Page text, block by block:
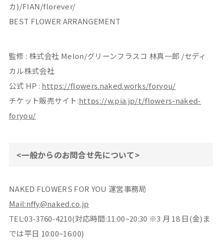
カ)/FIAN/florever/
BEST FLOWER ARRANGEMENT
監修 : 株式会社 Melon/グリーンフラスコ 林真一郎 /セディ
カル株式会社
公式 HP : https://flowers.naked.works/foryou/
チケット販売サイト:https://w.pia.jp/t/flowers-naked-
foryou/
<一般からのお問合せ先について>
NAKED FLOWERS FOR YOU 運営事務局
Mail:nffy@naked.co.jp
TEL:03-3760-4210(対応時間:11:00~20:30 ※3 月 18 日(金)ま
では平日 10:00~16:00)